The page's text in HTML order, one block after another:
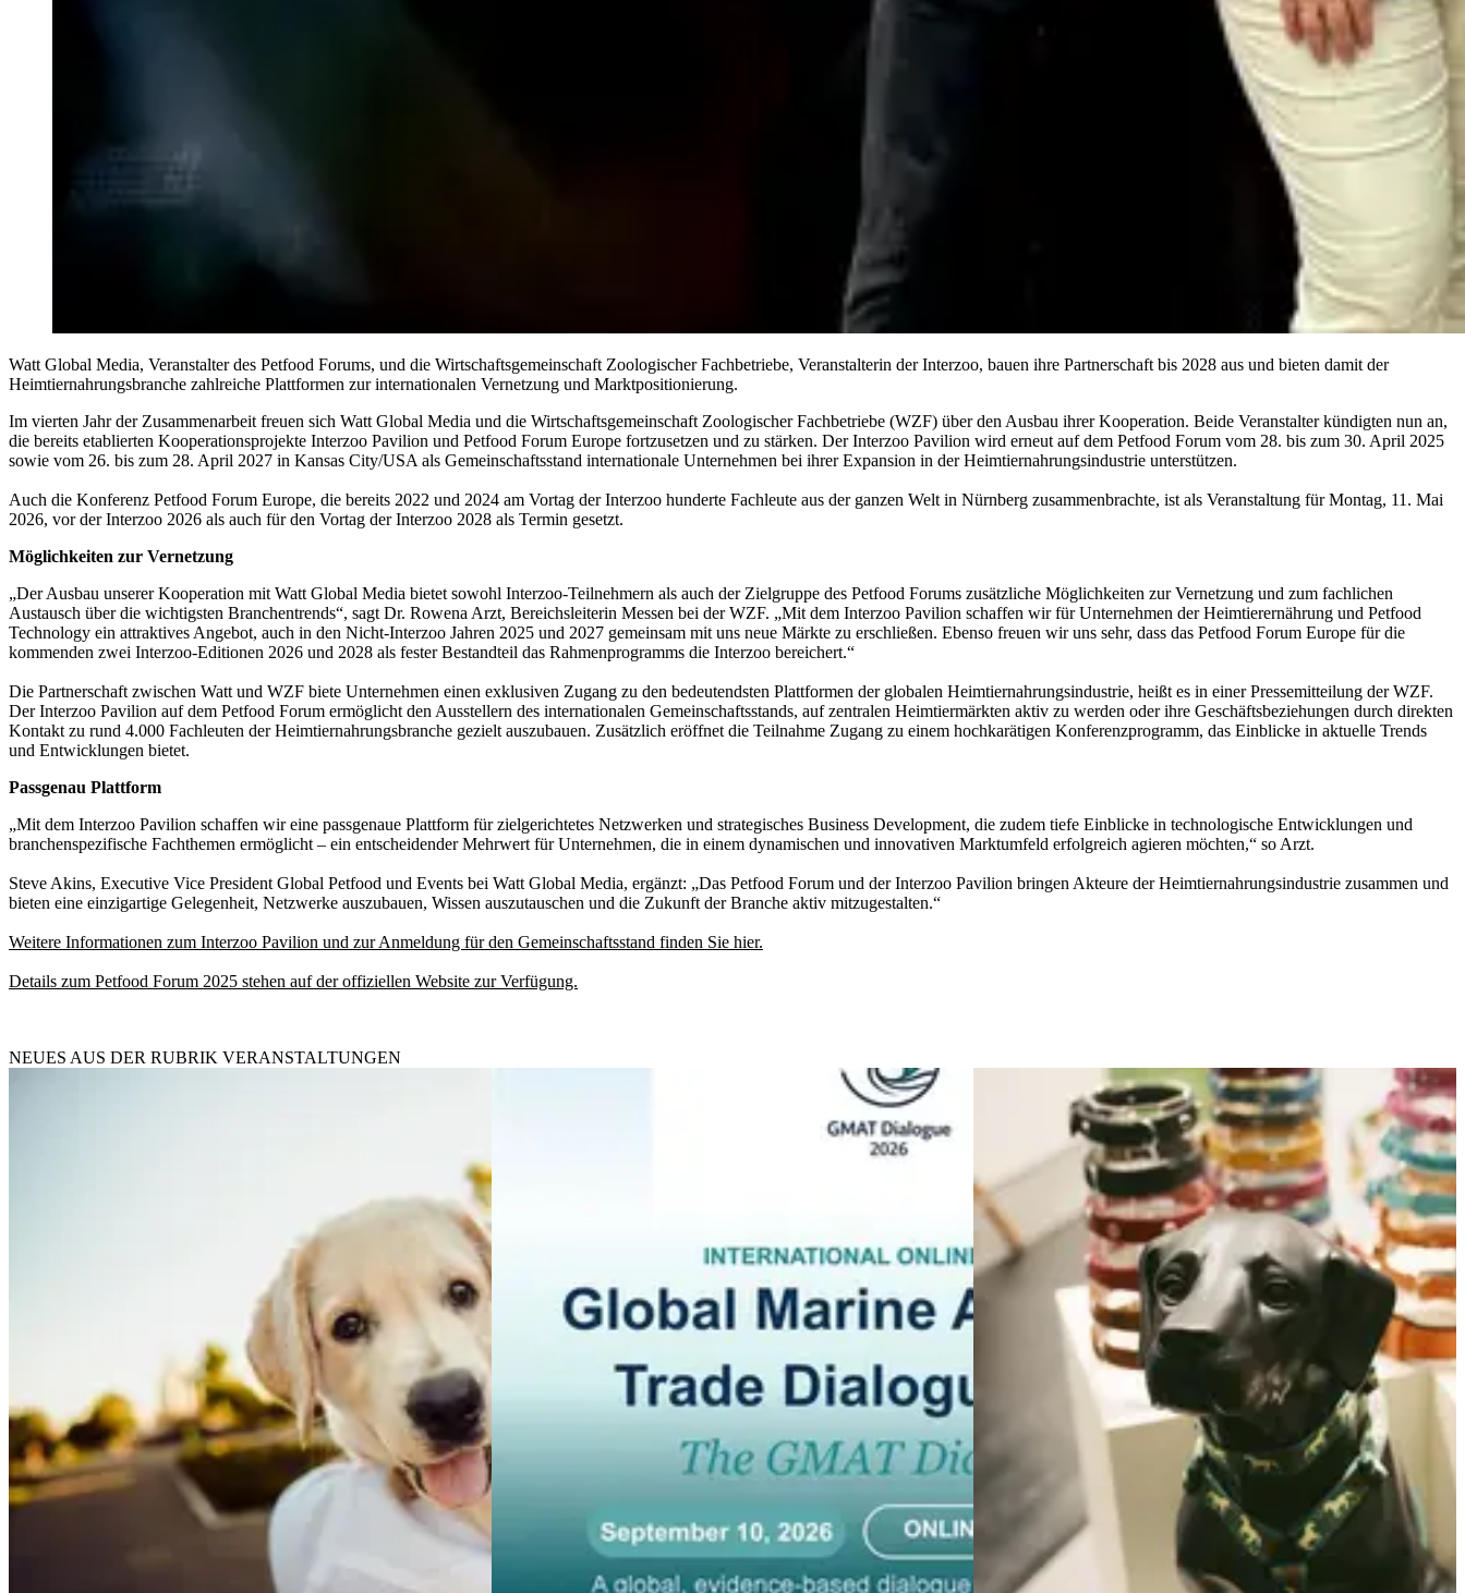
Watt Global Media, Veranstalter des Petfood Forums, und die Wirtschaftsgemeinschaft Zoologischer Fachbetriebe, Veranstalterin der Interzoo, bauen ihre Partnerschaft bis 2028 aus und bieten damit der
Heimtiernahrungsbranche zahlreiche Plattformen zur internationalen Vernetzung und Marktpositionierung.
Im vierten Jahr der Zusammenarbeit freuen sich Watt Global Media und die Wirtschaftsgemeinschaft Zoologischer Fachbetriebe (WZF) über den Ausbau ihrer Kooperation. Beide Veranstalter kündigten nun an,
die bereits etablierten Kooperationsprojekte Interzoo Pavilion und Petfood Forum Europe fortzusetzen und zu stärken. Der Interzoo Pavilion wird erneut auf dem Petfood Forum vom 28. bis zum 30. April 2025
sowie vom 26. bis zum 28. April 2027 in Kansas City/USA als Gemeinschaftsstand internationale Unternehmen bei ihrer Expansion in der Heimtiernahrungsindustrie unterstützen.
Auch die Konferenz Petfood Forum Europe, die bereits 2022 und 2024 am Vortag der Interzoo hunderte Fachleute aus der ganzen Welt in Nürnberg zusammenbrachte, ist als Veranstaltung für Montag, 11. Mai
2026, vor der Interzoo 2026 als auch für den Vortag der Interzoo 2028 als Termin gesetzt.
Möglichkeiten zur Vernetzung
„Der Ausbau unserer Kooperation mit Watt Global Media bietet sowohl Interzoo-Teilnehmern als auch der Zielgruppe des Petfood Forums zusätzliche Möglichkeiten zur Vernetzung und zum fachlichen
Austausch über die wichtigsten Branchentrends“, sagt Dr. Rowena Arzt, Bereichsleiterin Messen bei der WZF. „Mit dem Interzoo Pavilion schaffen wir für Unternehmen der Heimtierernährung und Petfood
Technology ein attraktives Angebot, auch in den Nicht-Interzoo Jahren 2025 und 2027 gemeinsam mit uns neue Märkte zu erschließen. Ebenso freuen wir uns sehr, dass das Petfood Forum Europe für die
kommenden zwei Interzoo-Editionen 2026 und 2028 als fester Bestandteil das Rahmenprogramms die Interzoo bereichert.“
Die Partnerschaft zwischen Watt und WZF biete Unternehmen einen exklusiven Zugang zu den bedeutendsten Plattformen der globalen Heimtiernahrungsindustrie, heißt es in einer Pressemitteilung der WZF.
Der Interzoo Pavilion auf dem Petfood Forum ermöglicht den Ausstellern des internationalen Gemeinschaftsstands, auf zentralen Heimtiermärkten aktiv zu werden oder ihre Geschäftsbeziehungen durch direkten
Kontakt zu rund 4.000 Fachleuten der Heimtiernahrungsbranche gezielt auszubauen. Zusätzlich eröffnet die Teilnahme Zugang zu einem hochkarätigen Konferenzprogramm, das Einblicke in aktuelle Trends
und Entwicklungen bietet.
Passgenau Plattform
„Mit dem Interzoo Pavilion schaffen wir eine passgenaue Plattform für zielgerichtetes Netzwerken und strategisches Business Development, die zudem tiefe Einblicke in technologische Entwicklungen und
branchenspezifische Fachthemen ermöglicht – ein entscheidender Mehrwert für Unternehmen, die in einem dynamischen und innovativen Marktumfeld erfolgreich agieren möchten,“ so Arzt.
Steve Akins, Executive Vice President Global Petfood und Events bei Watt Global Media, ergänzt: „Das Petfood Forum und der Interzoo Pavilion bringen Akteure der Heimtiernahrungsindustrie zusammen und
bieten eine einzigartige Gelegenheit, Netzwerke auszubauen, Wissen auszutauschen und die Zukunft der Branche aktiv mitzugestalten.“
Weitere Informationen zum Interzoo Pavilion und zur Anmeldung für den Gemeinschaftsstand finden Sie hier.
Details zum Petfood Forum 2025 stehen auf der offiziellen Website zur Verfügung.
NEUES AUS DER RUBRIK VERANSTALTUNGEN